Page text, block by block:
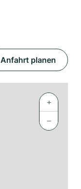
Anfahrt planen
+
−